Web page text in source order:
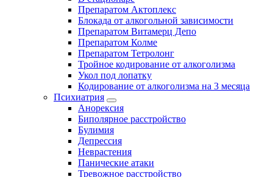
Препаратом Актоплекс
Блокада от алкогольной зависимости
Препаратом Витамерц Депо
Препаратом Колме
Препаратом Тетролонг
Тройное кодирование от алкоголизма
Укол под лопатку
Кодирование от алкоголизма на 3 месяца
Психиатрия
Анорексия
Биполярное расстройство
Булимия
Депрессия
Неврастения
Панические атаки
Тревожное расстройство